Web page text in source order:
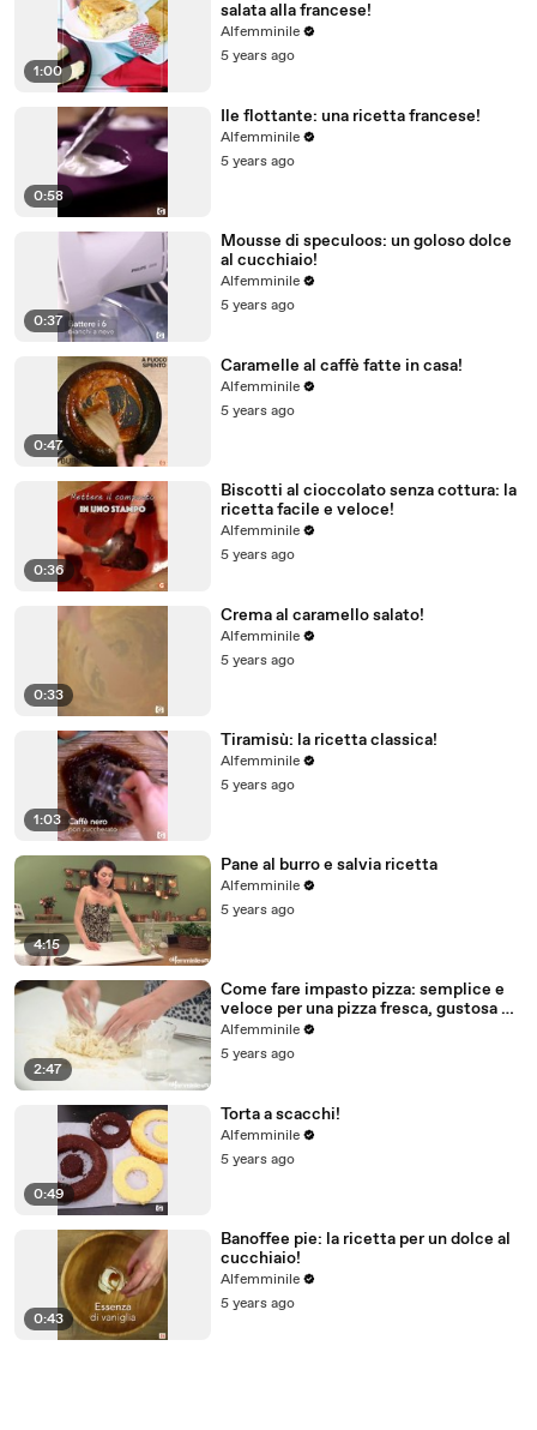
1:00
salata alla francese!
Alfemminile
5 years ago
0:58
Ile flottante: una ricetta francese!
Alfemminile
5 years ago
0:37
Mousse di speculoos: un goloso dolce
al cucchiaio!
Alfemminile
5 years ago
0:47
Caramelle al caffè fatte in casa!
Alfemminile
5 years ago
0:36
Biscotti al cioccolato senza cottura: la
ricetta facile e veloce!
Alfemminile
5 years ago
0:33
Crema al caramello salato!
Alfemminile
5 years ago
1:03
Tiramisù: la ricetta classica!
Alfemminile
5 years ago
4:15
Pane al burro e salvia ricetta
Alfemminile
5 years ago
2:47
Come fare impasto pizza: semplice e
veloce per una pizza fresca, gustosa e
fatta in casa
Alfemminile
5 years ago
0:49
Torta a scacchi!
Alfemminile
5 years ago
0:43
Banoffee pie: la ricetta per un dolce al
cucchiaio!
Alfemminile
5 years ago